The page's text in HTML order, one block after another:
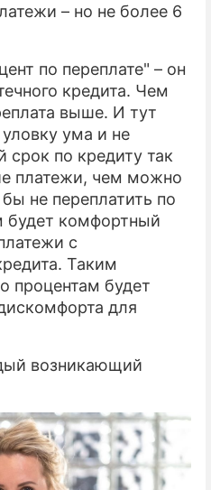
– но не более 6
по переплате" – он
кредита. Чем
выше. И тут
уловку ума и не
срок по кредиту так
платежи, чем можно
не переплатить по
будет комфортный
с
Таким
процентам будет
для
возникающий